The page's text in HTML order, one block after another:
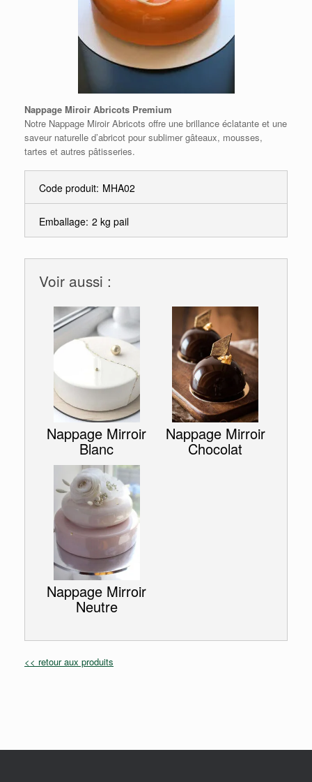
Nappage Miroir Abricots Premium
Notre Nappage Miroir Abricots offre une brillance éclatante et une
saveur naturelle d’abricot pour sublimer gâteaux, mousses,
tartes et autres pâtisseries.
Code produit: MHA02
Emballage: 2 kg pail
Voir aussi :
Nappage Mirroir
Blanc
Nappage Mirroir
Chocolat
Nappage Mirroir
Neutre
<< retour aux produits